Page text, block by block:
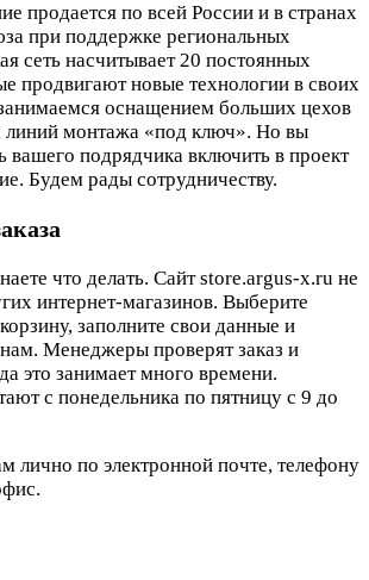
продается по всей России и в странах
при поддержке региональных
сеть насчитывает 20 постоянных
продвигают новые технологии в своих
оснащением больших цехов
линий монтажа «под ключ». Но вы
вашего подрядчика включить в проект
Будем рады сотрудничеству.
что делать. Сайт store.argus-x.ru не
интернет-магазинов. Выберите
заполните свои данные и
нам. Менеджеры проверят заказ и
это занимает много времени.
с понедельника по пятницу с 9 до
лично по электронной почте, телефону